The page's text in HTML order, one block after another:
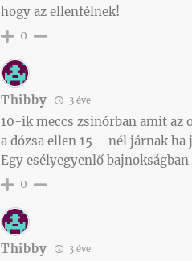
hogy az ellenfélnek!
0
Thibby 3 éve
10-ik meccs zsinórban amit az
a dózsa ellen 15 – nél járnak ha
Egy esélyegyenlő
0
Thibby 3 éve